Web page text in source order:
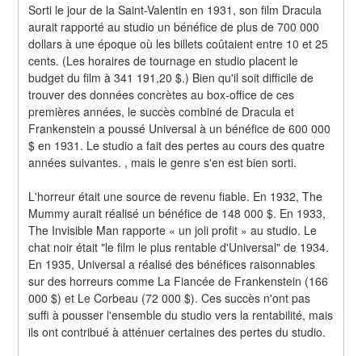
Sorti le jour de la Saint-Valentin en 1931, son film Dracula
aurait rapporté au studio un bénéfice de plus de 700 000
dollars à une époque où les billets coûtaient entre 10 et 25
cents. (Les horaires de tournage en studio placent le
budget du film à 341 191,20 $.) Bien qu'il soit difficile de
trouver des données concrètes au box-office de ces
premières années, le succès combiné de Dracula et
Frankenstein a poussé Universal à un bénéfice de 600 000
$ en 1931. Le studio a fait des pertes au cours des quatre
années suivantes. , mais le genre s'en est bien sorti.
L'horreur était une source de revenu fiable. En 1932, The
Mummy aurait réalisé un bénéfice de 148 000 $. En 1933,
The Invisible Man rapporte « un joli profit » au studio. Le
chat noir était "le film le plus rentable d'Universal" de 1934.
En 1935, Universal a réalisé des bénéfices raisonnables
sur des horreurs comme La Fiancée de Frankenstein (166
000 $) et Le Corbeau (72 000 $). Ces succès n'ont pas
suffi à pousser l'ensemble du studio vers la rentabilité, mais
ils ont contribué à atténuer certaines des pertes du studio.